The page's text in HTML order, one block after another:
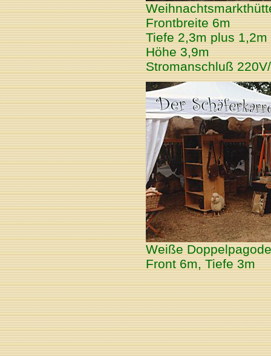
Frontbreite 6m
Tiefe 2,3m plus
Höhe 3,9m
Stromanschluß
Weiße
Front 6m, Tiefe 3m